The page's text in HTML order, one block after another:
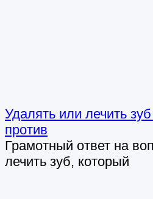
Удалять или лечить
против
Грамотный ответ на
лечить зуб, который